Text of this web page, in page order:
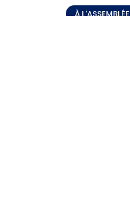
À L'ASSEMBLÉE